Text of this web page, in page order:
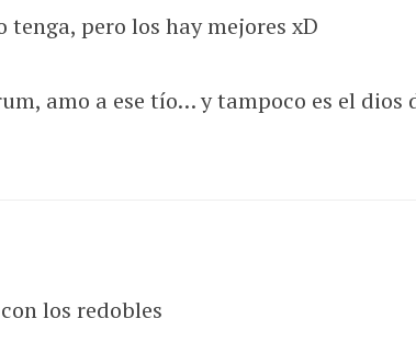
pero los hay mejores xD
amo a ese tío… y tampoco es el dios
los redobles